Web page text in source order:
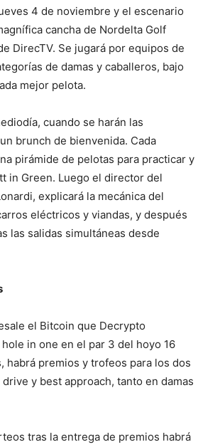
4 de noviembre y el escenario
cancha de Nordelta Golf
DirecTV. Se jugará por equipos de
de damas y caballeros, bajo
mejor pelota.
cuando se harán las
brunch de bienvenida. Cada
pirámide de pelotas para practicar y
in Green. Luego el director del
explicará la mecánica del
eléctricos y viandas, y después
las salidas simultáneas desde
el Bitcoin que Decrypto
in one en el par 3 del hoyo 16
habrá premios y trofeos para los dos
y best approach, tanto en damas
tras la entrega de premios habrá